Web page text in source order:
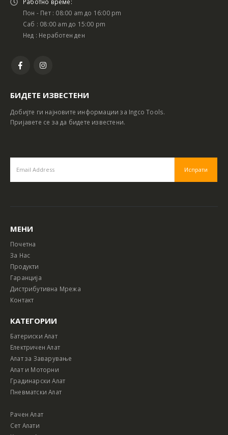
Пон - Пет : 08:00 am до 16:00 pm
Саб : 08:00 am до 15:00 pm
Нед : Неработен ден
БИДЕТЕ ИЗВЕСТЕНИ
Добијте ги најновите информации за Ingco Tools.
Пријавете се за да бидете известени.
МЕНИ
Почетна
За Нас
Продукти
Гаранција
Дистрибутивна Мрежа
Контакт
КАТЕГОРИИ
Батериски Алат
Електричен Алат
Алат за Заварување
Алат и Моторни
Градинарски Алат
Пневматски Алат
Рачен Алат
Сет Алати